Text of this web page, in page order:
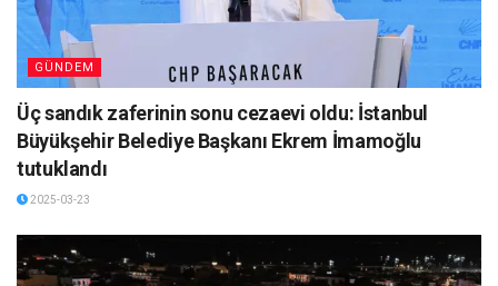
GÜNDEM
Üç sandık zaferinin sonu cezaevi oldu: İstanbul
Büyükşehir Belediye Başkanı Ekrem İmamoğlu
tutuklandı
2025-03-23